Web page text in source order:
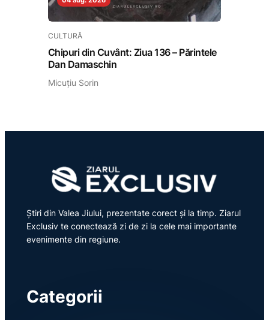
CULTURĂ
Chipuri din Cuvânt: Ziua 136 – Părintele
Dan Damaschin
Micuțiu Sorin
Știri din Valea Jiului, prezentate corect și la timp. Ziarul
Exclusiv te conectează zi de zi la cele mai importante
evenimente din regiune.
Categorii